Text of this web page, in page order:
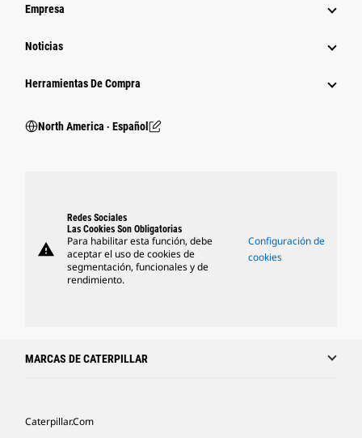
Empresa
Noticias
Herramientas De Compra
North America ‧ Español
warning
Redes Sociales
Las Cookies Son Obligatorias
Para habilitar esta función, debe
aceptar el uso de cookies de
segmentación, funcionales y de
rendimiento.
Configuración de
cookies
MARCAS DE CATERPILLAR
Caterpillar.com